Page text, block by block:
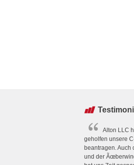
Alton LLC
geholfen unsere
beantragen.
und der